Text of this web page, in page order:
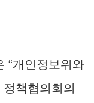
“개인정보위와
책협의회의